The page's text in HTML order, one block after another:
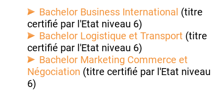
Bachelor Business International (titre
certifié par l'Etat niveau 6)
Bachelor Logistique et Transport (titre
certifié par l'Etat niveau 6)
Bachelor Marketing Commerce et
Négociation (titre certifié par l'Etat niveau
6)